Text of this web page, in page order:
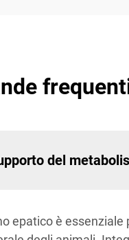
del
epatico è